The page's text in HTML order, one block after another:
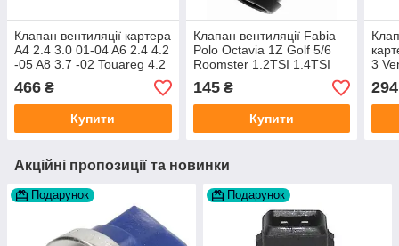
Клапан вентиляції картера
A4 2.4 3.0 01-04 A6 2.4 4.2
-05 A8 3.7 -02 Touareg 4.2
02-06
466 ₴
Купити
Клапан вентиляції Fabia
Polo Octavia 1Z Golf 5/6
Roomster 1.2TSI 1.4TSI
1.4 1.6 16V
145₴
Купити
3
294
Акційні пропозиції та новинки
Подарунок Подарунок